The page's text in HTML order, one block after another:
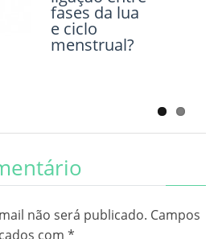
fases da lua
e ciclo
menstrual?
Exposição
excessiva ao
flúor pode
não será publicado. Campos
com *